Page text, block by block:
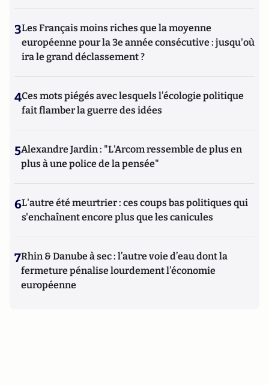
3Les Français moins riches que la moyenne
européenne pour la 3e année consécutive : jusqu'où
ira le grand déclassement ?
4Ces mots piégés avec lesquels l’écologie politique
fait flamber la guerre des idées
5Alexandre Jardin : "L'Arcom ressemble de plus en
plus à une police de la pensée"
6L'autre été meurtrier : ces coups bas politiques qui
s'enchaînent encore plus que les canicules
7Rhin & Danube à sec : l’autre voie d’eau dont la
fermeture pénalise lourdement l’économie
européenne